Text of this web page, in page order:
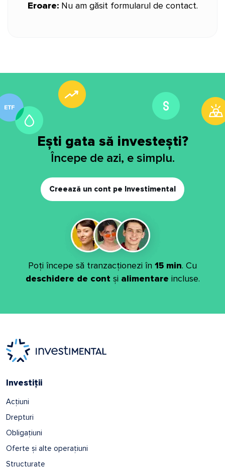
Eroare:Nu am găsit formularul de contact.
Ești gata să investești?
Începe de azi, e simplu.
Creează un cont pe Investimental
Poți începe să tranzacționezi în 15 min. Cu
deschidere de cont și alimentare incluse.
Investiții
Acțiuni
Drepturi
Obligațiuni
Oferte și alte operațiuni
Structurate